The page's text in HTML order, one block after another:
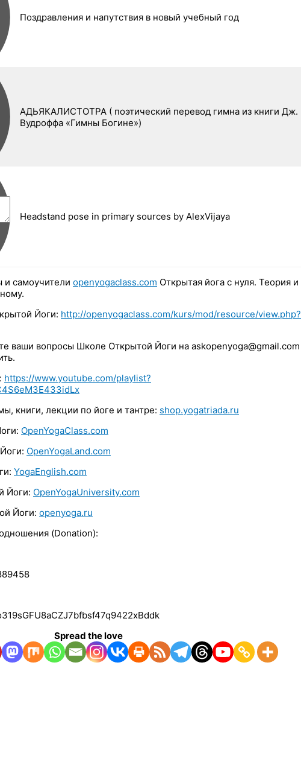
Поздравления и напутствия в новый учебный год
АДЬЯКАЛИСТОТРА ( поэтический перевод гимна из книги Дж.
Вудроффа «Гимны Богине»)
Headstand pose in primary sources by AlexVijaya
и самоучители openyogaclass.com Открытая йога с нуля. Теория и
Йоги: http://openyogaclass.com/kurs/mod/resource/view.php?
ваши вопросы Школе Открытой Йоги на askopenyoga@gmail.com
https://www.youtube.com/playlist?
книги, лекции по йоге и тантре: shop.yogatriada.ru
OpenYogaClass.com
OpenYogaLand.com
YogaEnglish.com
Йоги: OpenYogaUniversity.com
Йоги: openyoga.ru
(Donation):
Spread the love